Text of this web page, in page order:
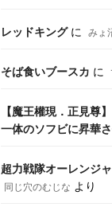
レッドキングに みょ
そば食いブースカ に
【魔王權現．正見尊
一体のソフビに昇華さ
超力戦隊オーレンジ
同じ穴のむじな より